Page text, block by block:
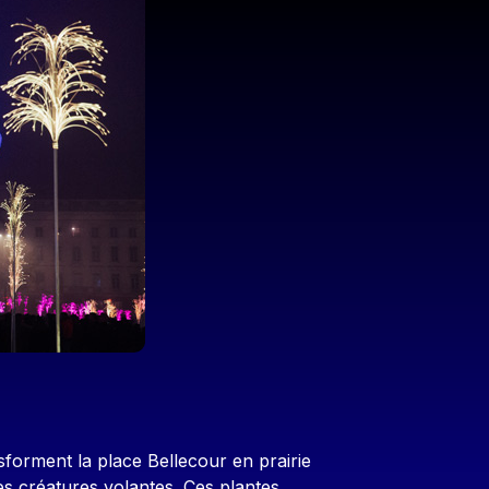
la place Bellecour en prairie